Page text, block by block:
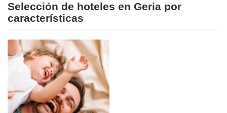
Selección de hoteles en Geria por
características